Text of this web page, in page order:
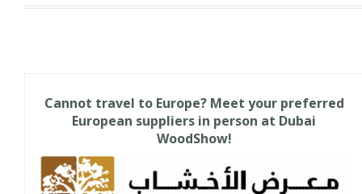
Cannot travel to Europe? Meet your preferred
European suppliers in person at Dubai
WoodShow!